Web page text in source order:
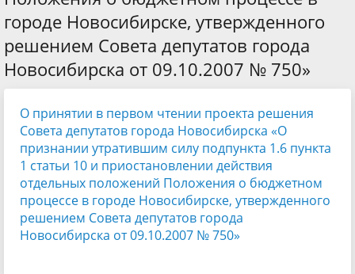
городе Новосибирске, утвержденного
решением Совета депутатов города
Новосибирска от 09.10.2007 № 750»
О принятии в первом чтении проекта решения
Совета депутатов города Новосибирска «О
признании утратившим силу подпункта 1.6 пункта
1 статьи 10 и приостановлении действия
отдельных положений Положения о бюджетном
процессе в городе Новосибирске, утвержденного
решением Совета депутатов города
Новосибирска от 09.10.2007 № 750»